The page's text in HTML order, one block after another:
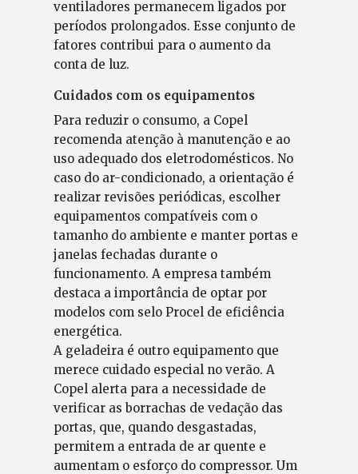
ventiladores permanecem ligados por
períodos prolongados. Esse conjunto de
fatores contribui para o aumento da
conta de luz.
Cuidados com os equipamentos
Para reduzir o consumo, a Copel
recomenda atenção à manutenção e ao
uso adequado dos eletrodomésticos. No
caso do ar-condicionado, a orientação é
realizar revisões periódicas, escolher
equipamentos compatíveis com o
tamanho do ambiente e manter portas e
janelas fechadas durante o
funcionamento. A empresa também
destaca a importância de optar por
modelos com selo Procel de eficiência
energética.
A geladeira é outro equipamento que
merece cuidado especial no verão. A
Copel alerta para a necessidade de
verificar as borrachas de vedação das
portas, que, quando desgastadas,
permitem a entrada de ar quente e
aumentam o esforço do compressor. Um